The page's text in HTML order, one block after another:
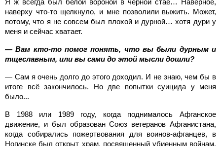
наверху что-то щелкнуло, и мне позволили выжить. Может,
потому, что я не совсем был плохой и дурной… хотя дури у
меня и сейчас хватает.
— Вам кто-то помог понять, что вы были дурным и
тщеславным, или вы сами до этой мысли дошли?
— Сам я очень долго до этого доходил. И не знаю, чем бы в
итоге всё закончилось. Но две попытки суицида у меня
было...
В 1988 или 1989 году, когда поднималось Афганское
движение, и был образован Союз ветеранов Афганистана,
когда собирались пожертвования для воинов-афганцев, в
Ногинске был открыт храм, посвященный убиенным войнам,